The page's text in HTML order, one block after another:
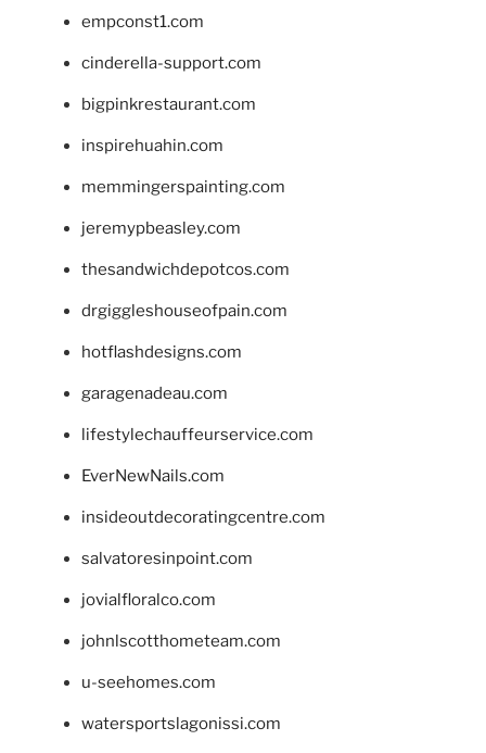
empconst1.com
cinderella-support.com
bigpinkrestaurant.com
inspirehuahin.com
memmingerspainting.com
jeremypbeasley.com
thesandwichdepotcos.com
drgiggleshouseofpain.com
hotflashdesigns.com
garagenadeau.com
lifestylechauffeurservice.com
EverNewNails.com
insideoutdecoratingcentre.com
salvatoresinpoint.com
jovialfloralco.com
johnlscotthometeam.com
u-seehomes.com
watersportslagonissi.com